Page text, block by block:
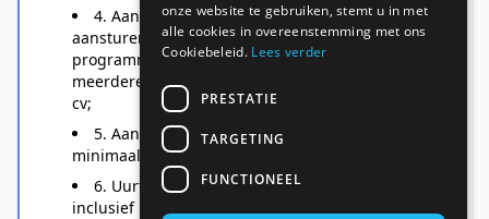
4. Aantoonbare werkervaring met het
aansturen van een
programma/projectorganisatie én een of
meerdere teams, benoem dit duidelijk in het
cv;
5. Aantoonbare afgeronde opleiding op
minimaal hbo bachelor niveau;
6. Uurtarief maximaal € 150,- exclusief btw,
inclusief reiskosten woon-werk verkeer, werk-
onze website te gebruiken, stemt u in met
alle cookies in overeenstemming met ons
Cookiebeleid. Lees verder
PRESTATIE
TARGETING
FUNCTIONEEL